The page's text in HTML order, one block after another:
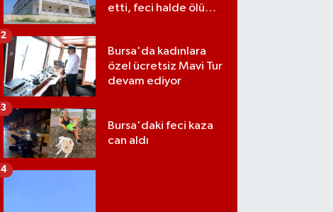
etti, feci halde ölü
Bursa'da kadınlara
özel ücretsiz Mavi Tur
devam ediyor
2
Bursa'daki feci kaza
can aldı
3
4